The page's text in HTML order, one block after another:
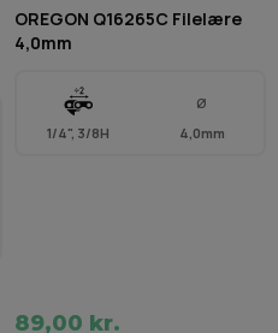
OREGON Q16265C Filelære
4,0mm
1/4", 3/8H
Ø
4,0mm
89,00 kr.